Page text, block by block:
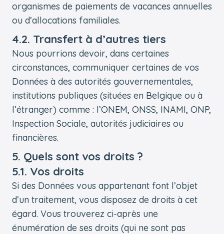
organismes de paiements de vacances annuelles
ou d’allocations familiales.
4.2. Transfert à d’autres tiers
Nous pourrions devoir, dans certaines
circonstances, communiquer certaines de vos
Données à des autorités gouvernementales,
institutions publiques (situées en Belgique ou à
l’étranger) comme : l’ONEM, ONSS, INAMI, ONP,
Inspection Sociale, autorités judiciaires ou
financières.
5. Quels sont vos droits ?
5.1. Vos droits
Si des Données vous appartenant font l’objet
d’un traitement, vous disposez de droits à cet
égard. Vous trouverez ci-après une
énumération de ses droits (qui ne sont pas